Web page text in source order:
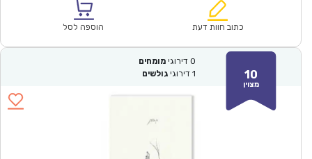
₪70.00.
הוא:
כתוב חוות דעת הוספה לסל
10
מצוין
0 דירוגי מומחים
1 דירוגי גולשים